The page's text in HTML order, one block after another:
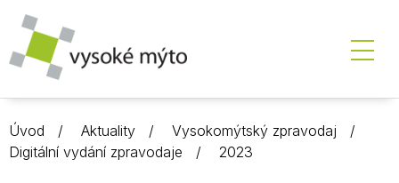
Úvod Aktuality
Vysokomýtský zpravodaj
Digitální vydání zpravodaje
2023